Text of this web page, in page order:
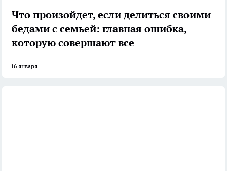
Что произойдет, если делиться своими
бедами с семьей: главная ошибка,
которую совершают все
16 января